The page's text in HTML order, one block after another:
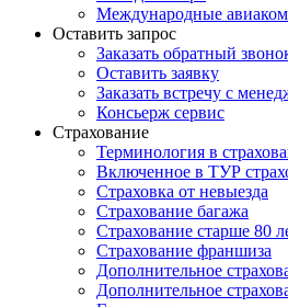
Международные
Оставить запрос
Заказать обратный
Оставить заявку
Заказать встречу с
Консьерж сервис
Страхование
Терминология в
Включенное в ТУР
Страховка от невыезда
Страхование багажа
Страхование старше 80
Страхование франшиза
Дополнительное
Дополнительное